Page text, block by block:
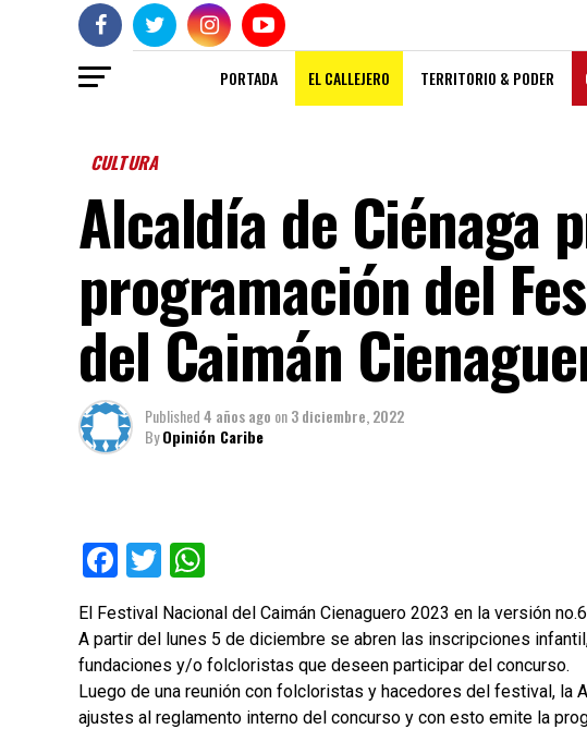
PORTADA EL CALLEJERO TERRITORIO & PODER
CULTURA
Alcaldía de Ciénaga
programación del
del Caimán
Published4 años ago on3 diciembre, 2022
ByOpinión Caribe
Facebook
Twitter
El Festival Nacional del Caimán Cienaguero 2023 en la versión
A partir del lunes 5 de diciembre se abren las inscripciones
fundaciones y/o folcloristas que deseen participar del concurso.
Luego de una reunión con folcloristas y hacedores del festival, la
ajustes al reglamento interno del concurso y con esto emite la